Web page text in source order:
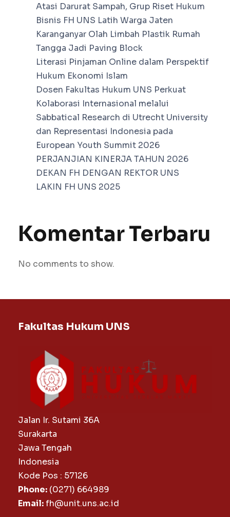
Atasi Darurat Sampah, Grup Riset Hukum
Bisnis FH UNS Latih Warga Jaten
Karanganyar Olah Limbah Plastik Rumah
Tangga Jadi Paving Block
Literasi Pinjaman Online dalam Perspektif
Hukum Ekonomi Islam
Dosen Fakultas Hukum UNS Perkuat
Kolaborasi Internasional melalui
Sabbatical Research di Utrecht University
dan Representasi Indonesia pada
European Youth Summit 2026
PERJANJIAN KINERJA TAHUN 2026
DEKAN FH DENGAN REKTOR UNS
LAKIN FH UNS 2025
Komentar Terbaru
No comments to show.
Fakultas Hukum UNS
Jalan Ir. Sutami 36A
Surakarta
Jawa Tengah
Indonesia
Kode Pos : 57126
Phone: (0271) 664989
Email:fh@unit.uns.ac.id